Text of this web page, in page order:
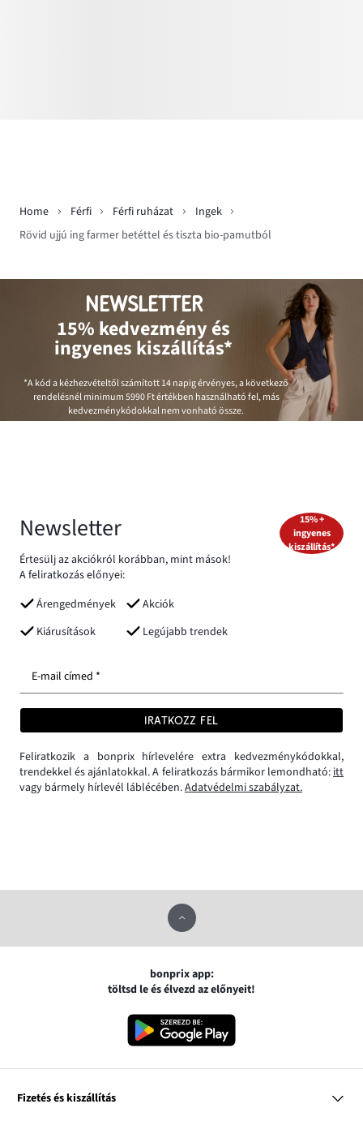
Home Férfi Férfi ruházat
Ingek
Rövid ujjú ing farmer betéttel és tiszta bio-pamutból
NEWSLETTER
15% kedvezmény és
ingyenes kiszállítás*
*A kód a kézhezvételtől számított 14 napig érvényes, a következő
rendelésnél minimum5990 Ftértékben használható fel, más
kedvezménykódokkal nem vonható össze.
Newsletter
Értesülj az akciókról korábban, mint mások!
A feliratkozás előnyei:
Árengedmények
Akciók
Kiárusítások
Legújabb trendek
15% +
ingyenes
kiszállítás*
E-mail címed *
IRATKOZZ FEL
Feliratkozik a bonprix hírlevelére extra kedvezménykódokkal,
trendekkel és ajánlatokkal. A feliratkozás bármikor lemondható:itt
vagy bármely hírlevél láblécében.Adatvédelmi szabályzat.
bonprix app:
töltsd le és élvezd az előnyeit!
Fizetés és kiszállítás